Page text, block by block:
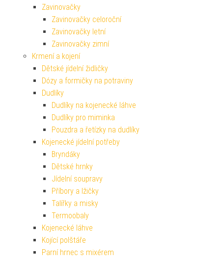
Zavinovačky
Zavinovačky celoroční
Zavinovačky letní
Zavinovačky zimní
Krmení a kojení
Dětské jídelní židličky
Dózy a formičky na potraviny
Dudlíky
Dudlíky na kojenecké láhve
Dudlíky pro miminka
Pouzdra a řetízky na dudlíky
Kojenecké jídelní potřeby
Bryndáky
Dětské hrnky
Jídelní soupravy
Příbory a lžičky
Talířky a misky
Termoobaly
Kojenecké láhve
Kojící polštáře
Parní hrnec s mixérem